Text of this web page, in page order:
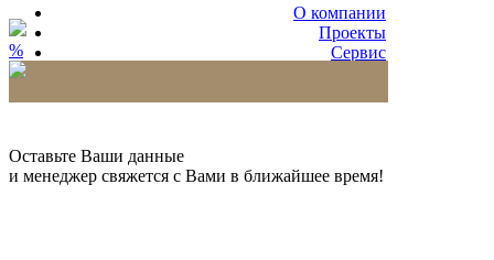
О компании
Проекты
Сервис
%
Оставьте Ваши данные
и менеджер свяжется с Вами в ближайшее время!